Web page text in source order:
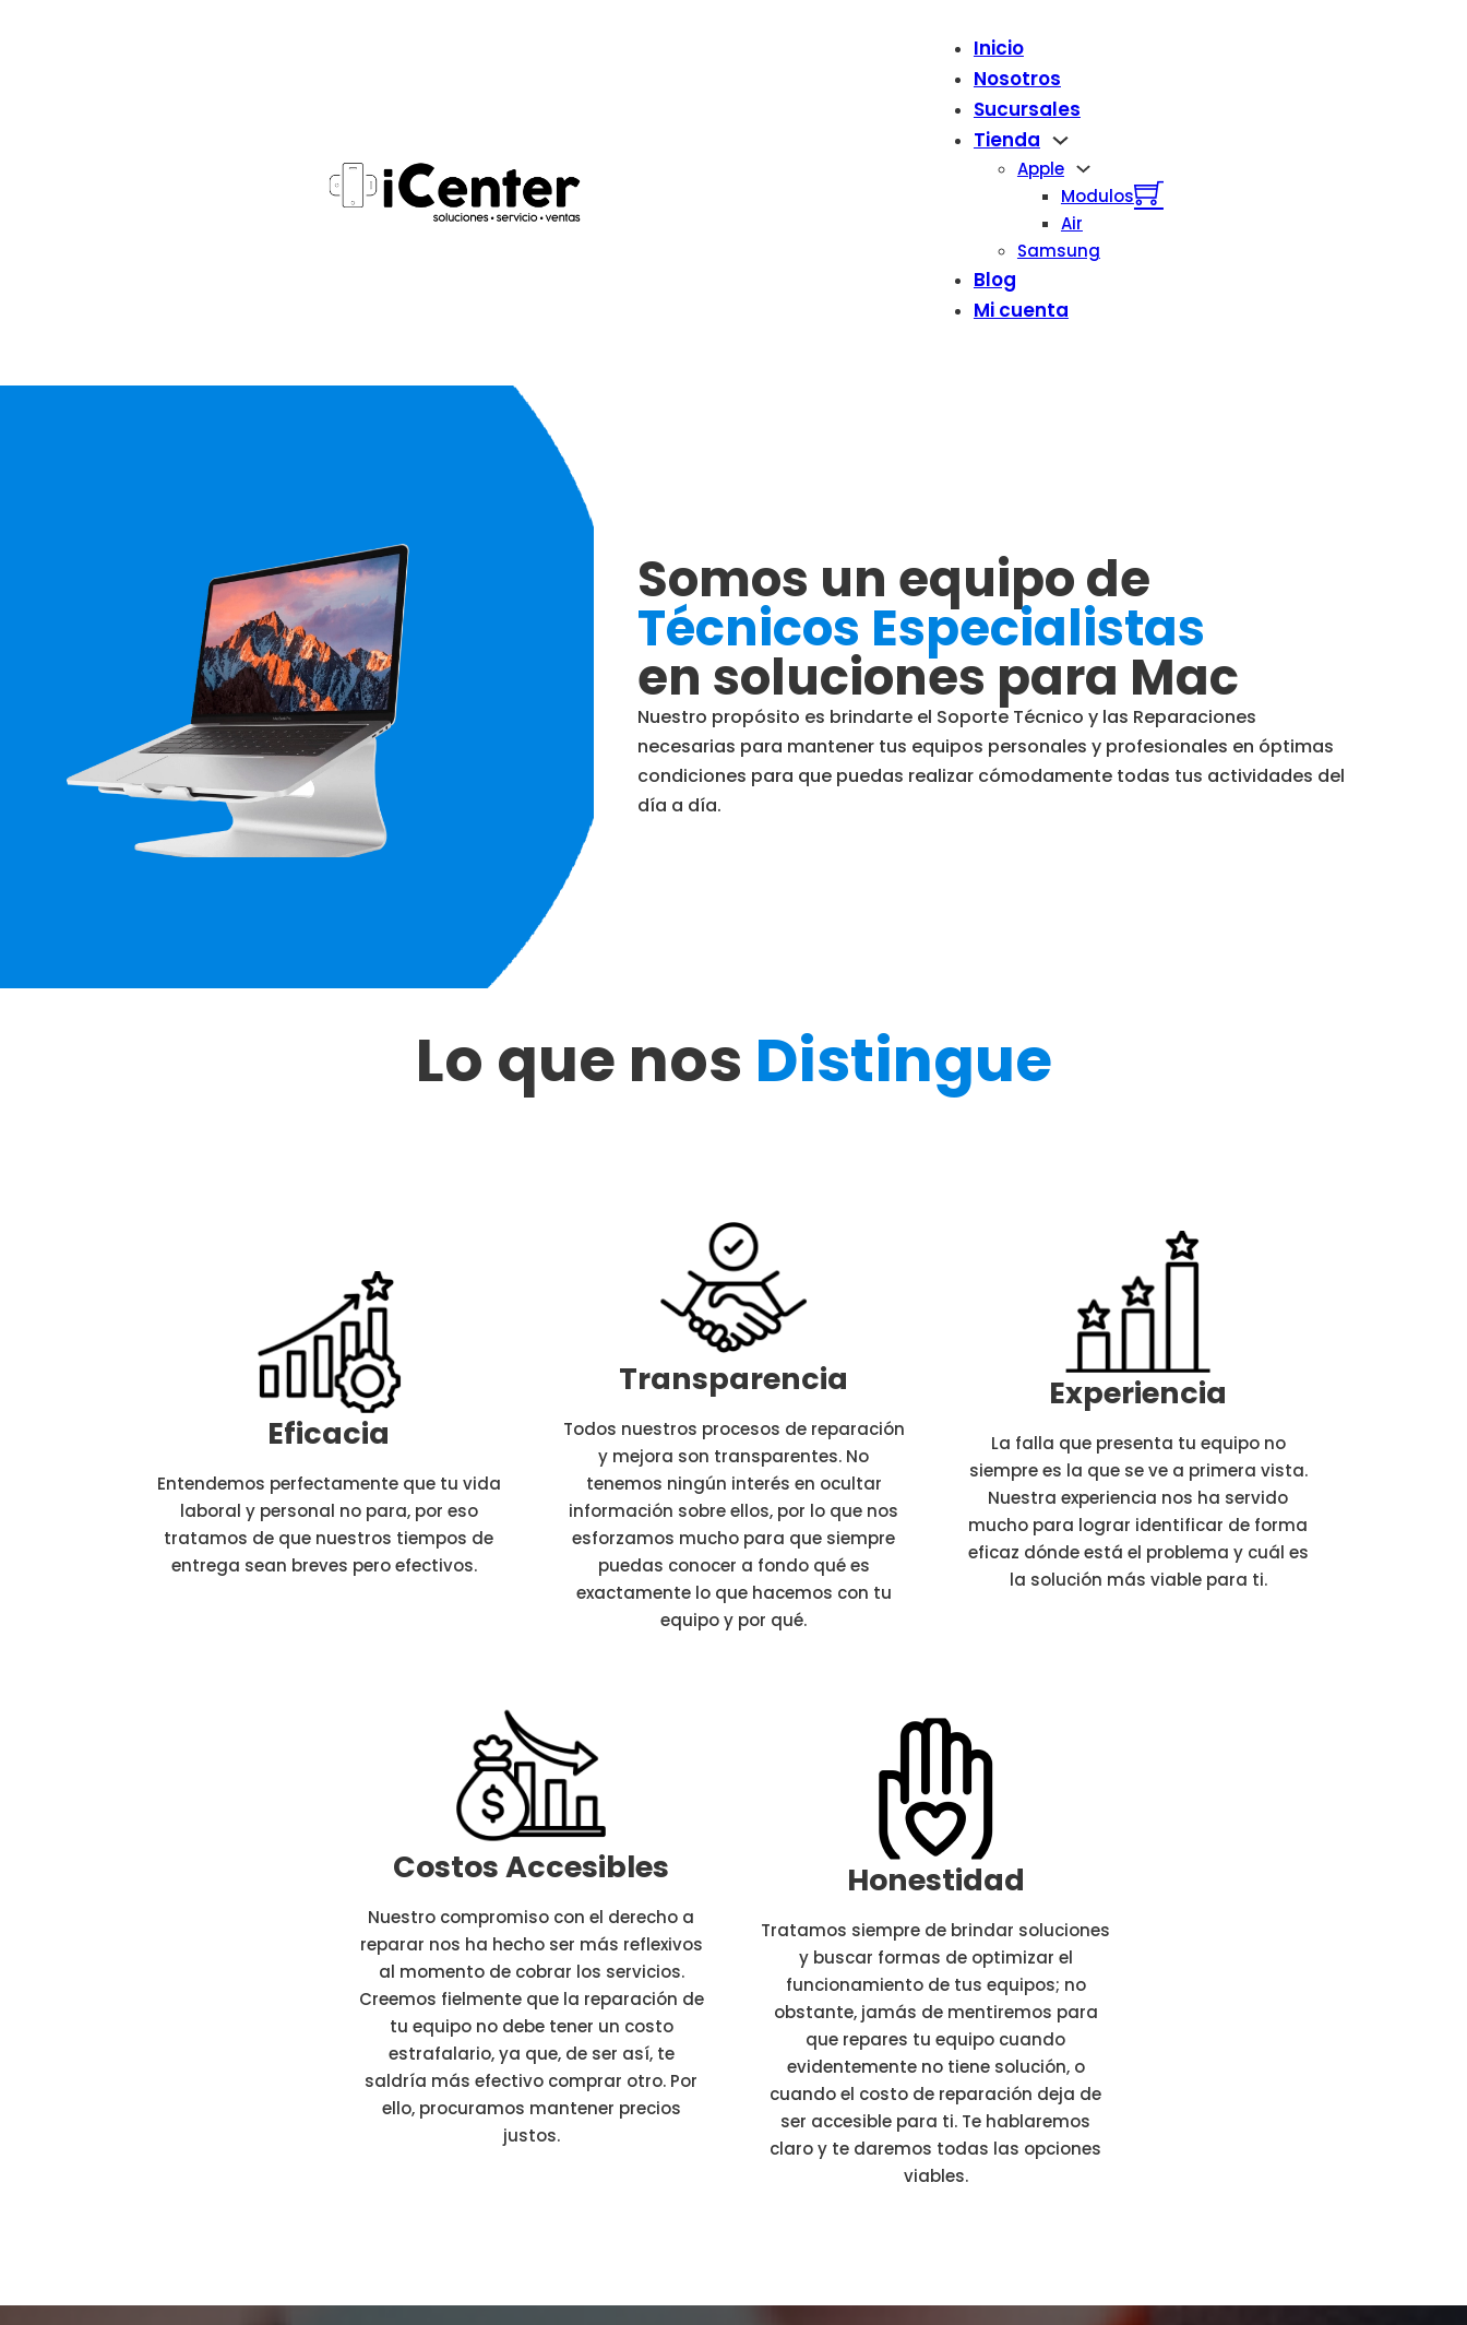
Inicio
Nosotros
Sucursales
Tienda
Apple
Modulos
Air
Samsung
Blog
Mi cuenta
Somos un equipo de
Técnicos Especialistas
en soluciones para Mac
Nuestro propósito es brindarte el Soporte Técnico y las Reparaciones
necesarias para mantener tus equipos personales y profesionales en óptimas
condiciones para que puedas realizar cómodamente todas tus actividades del
día a día.
Lo que nos Distingue
Eficacia
Entendemos perfectamente que tu vida
laboral y personal no para, por eso
tratamos de que nuestros tiempos de
entrega sean breves pero efectivos.
Transparencia
Todos nuestros procesos de reparación
y mejora son transparentes. No
tenemos ningún interés en ocultar
información sobre ellos, por lo que nos
esforzamos mucho para que siempre
puedas conocer a fondo qué es
exactamente lo que hacemos con tu
equipo y por qué.
Experiencia
La falla que presenta tu equipo no
siempre es la que se ve a primera vista.
Nuestra experiencia nos ha servido
mucho para lograr identificar de forma
eficaz dónde está el problema y cuál es
la solución más viable para ti.
Costos Accesibles
Nuestro compromiso con el derecho a
reparar nos ha hecho ser más reflexivos
al momento de cobrar los servicios.
Creemos fielmente que la reparación de
tu equipo no debe tener un costo
estrafalario, ya que, de ser así, te
saldría más efectivo comprar otro. Por
ello, procuramos mantener precios
justos.
Honestidad
Tratamos siempre de brindar soluciones
y buscar formas de optimizar el
funcionamiento de tus equipos; no
obstante, jamás de mentiremos para
que repares tu equipo cuando
evidentemente no tiene solución, o
cuando el costo de reparación deja de
ser accesible para ti. Te hablaremos
claro y te daremos todas las opciones
viables.